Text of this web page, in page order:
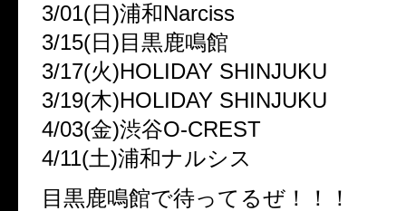
3/01(日)浦和Narciss
3/15(日)目黒鹿鳴館
3/17(火)HOLIDAY SHINJUKU
3/19(木)HOLIDAY SHINJUKU
4/03(金)渋谷O-CREST
4/11(土)浦和ナルシス
目黒鹿鳴館で待ってるぜ！！！